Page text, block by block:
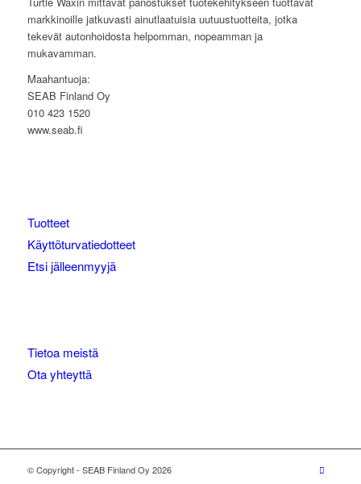
markkinoille jatkuvasti ainutlaatuisia uutuustuotteita, jotka
tekevät autonhoidosta helpomman, nopeamman ja
mukavamman.
Maahantuoja:
SEAB Finland Oy
010 423 1520
www.seab.fi
Tuotteet
Käyttöturvatiedotteet
Etsi jälleenmyyjä
Tietoa meistä
Ota yhteyttä
© Copyright - SEAB Finland Oy 2026